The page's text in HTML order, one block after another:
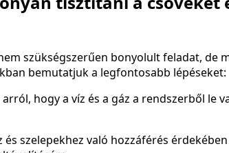
szükségszerűen bonyolult feladat, de
bemutatjuk a legfontosabb lépéseket:
hogy a víz és a gáz a rendszerből le
és szelepekhez való hozzáférés